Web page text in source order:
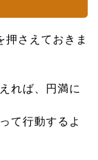
さえておきま
れば、円満に
て行動するよ